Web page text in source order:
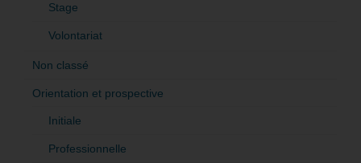
Stage
Volontariat
Non classé
Orientation et prospective
Initiale
Professionnelle